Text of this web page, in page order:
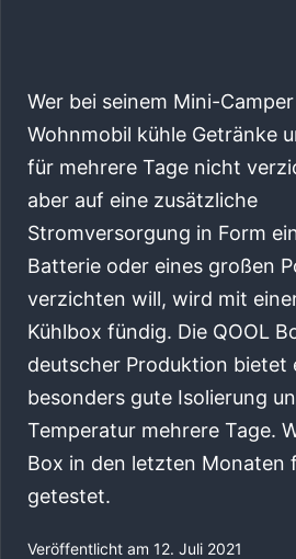
Wer bei seinem Mini-
Wohnmobil kühle Getränke
für mehrere Tage nicht
aber auf eine zusätzliche
Stromversorgung in Form
Batterie oder eines großen
verzichten will, wird mit
Kühlbox fündig. Die QOOL
deutscher Produktion bietet
besonders gute Isolierung
Temperatur mehrere Tage.
Box in den letzten Monaten
getestet.
Veröffentlicht am 12. Juli 2021